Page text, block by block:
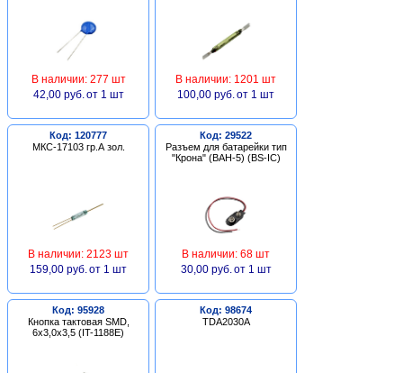
В наличии: 277 шт
42,00 руб. от 1 шт
В наличии: 1201 шт
100,00 руб. от 1 шт
Код: 120777
МКС-17103 гр.А зол.
В наличии: 2123 шт
159,00 руб. от 1 шт
Код: 29522
Разъем для батарейки тип
"Крона" (BAH-5) (BS-IC)
В наличии: 68 шт
30,00 руб. от 1 шт
Код: 95928
Кнопка тактовая SMD,
6х3,0х3,5 (IT-1188E)
Код: 98674
TDA2030A